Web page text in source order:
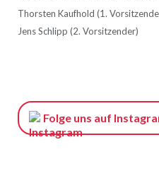
Thorsten Kaufhold (1.
Jens Schlipp (2. Vorsitzender)
Folge uns auf